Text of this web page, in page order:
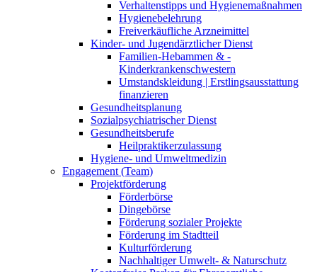
Verhaltenstipps und Hygienemaßnahmen
Hygienebelehrung
Freiverkäufliche Arzneimittel
Kinder- und Jugendärztlicher Dienst
Familien-Hebammen & -
Kinderkrankenschwestern
Umstandskleidung | Erstlingsausstattung
finanzieren
Gesundheitsplanung
Sozialpsychiatrischer Dienst
Gesundheitsberufe
Heilpraktikerzulassung
Hygiene- und Umweltmedizin
Engagement (Team)
Projektförderung
Förderbörse
Dingebörse
Förderung sozialer Projekte
Förderung im Stadtteil
Kulturförderung
Nachhaltiger Umwelt- & Naturschutz